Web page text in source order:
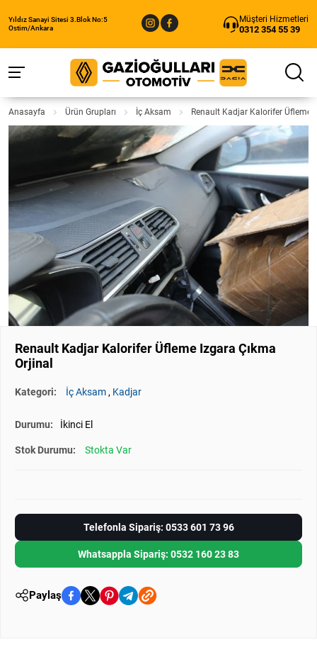
Yıldız Sanayi Sitesi 3.Blok No:5
Ostim/Ankara
Müşteri Hizmetleri
0312 354 55 39
Anasayfa Ürün Grupları İç Aksam Renault Kadjar Kalorifer Üfleme
Renault Kadjar Kalorifer Üfleme Izgara Çıkma
Orjinal
Kategori: İç Aksam , Kadjar
Durumu: İkinci El
Stok Durumu: Stokta Var
Telefonla Sipariş: 0533 601 73 96
Whatsappla Sipariş: 0532 160 23 83
Paylaş